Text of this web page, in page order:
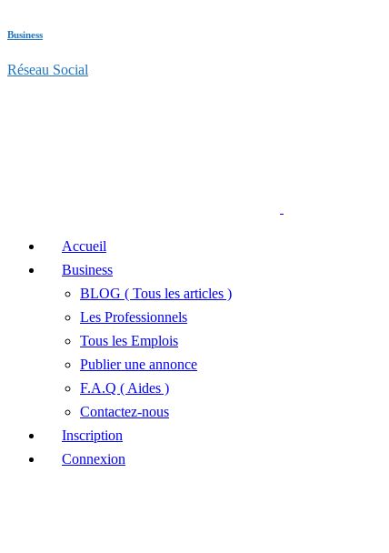
Business
Réseau Social
Accueil
Business
BLOG ( Tous les articles )
Les Professionnels
Tous les Emplois
Publier une annonce
F.A.Q ( Aides )
Contactez-nous
Inscription
Connexion